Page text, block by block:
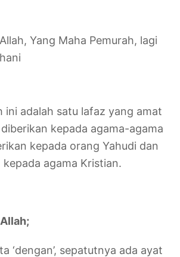
Yang Maha Pemurah, lagi
ini adalah satu lafaz yang amat
kepada agama-agama
kepada orang Yahudi dan
agama Kristian.
‘dengan’, sepatutnya ada ayat